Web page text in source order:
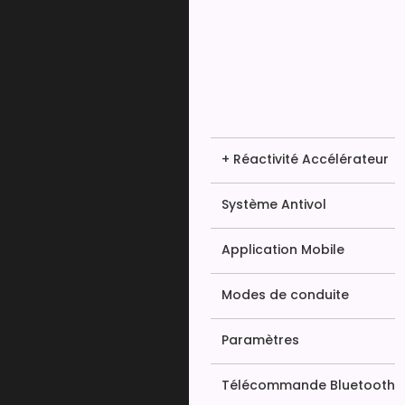
+ Réactivité Accélérateur
Système Antivol
Application Mobile
Modes de conduite
Paramètres
Télécommande Bluetooth